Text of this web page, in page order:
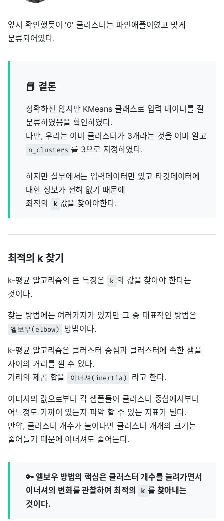
앞서 확인했듯이 '0' 클러스터는 파인애플이였고 맞게
분류되어있다.
📕 결론
정확하진 않지만 KMeans 클래스로 입력 데이터를 잘
분류하였음을 확인하였다.
다만, 우리는 이미 클러스터가 3개라는 것을 이미 알고
n_clusters 를 3으로 지정하였다.
하지만 실무에서는 입력데이터만 있고 타깃데이터에
대한 정보가 전혀 없기 때문에
최적의
k 값을 찾아야한다.
최적의 k 찾기
k-평균 알고리즘의 큰 특징은 k 의 값을 찾아야 한다는
것이다.
찾는 방법에는 여러가지가 있지만 그 중 대표적인 방법은
엘보우(elbow) 방법이다.
k-평균 알고리즘은 클러스터 중심과 클러스터에 속한 샘플
사이의 거리를 잴 수 있다.
거리의 제곱 합을
이너셔(inertia) 라고 한다.
이너셔의 값으로부터 각 샘플들이 클러스터 중심에서부터
어느정도 가까이 있는지 파악 할 수 있는 지표가 된다.
만약, 클러스터 개수가 늘어나면 클러스터 개개의 크기는
줄어들기 때문에 이너셔도 줄어든다.
🔑 엘보우 방법의 핵심은 클러스터 개수를 늘려가면서
이너셔의 변화를 관찰하여 최적의
k 를 찾아내는
것이다.